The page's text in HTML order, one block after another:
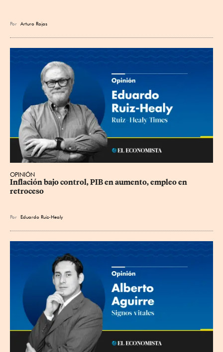
Por Arturo Rojas
OPINIÓN
Inflación bajo control, PIB en aumento, empleo en
retroceso
Por Eduardo Ruiz-Healy